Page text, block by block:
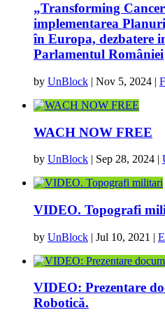
„Transforming
implementarea
în Europa, dezbatere
Parlamentul României
by UnBlock | Nov 5, 2024 |
WACH NOW FREE
by UnBlock | Sep 28, 2024 |
VIDEO. Topografi
by UnBlock | Jul 10, 2021 |
VIDEO: Prezentare
Robotică.